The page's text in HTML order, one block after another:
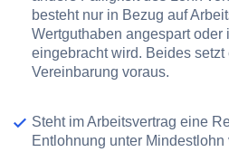
besteht nur in Bezug auf
Wertguthaben angespart oder
eingebracht wird. Beides
Vereinbarung voraus.
Steht im Arbeitsvertrag eine
Entlohnung unter